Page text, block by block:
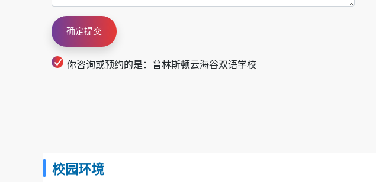
你咨询或预约的是：普林斯顿云海谷双语学校
校园环境